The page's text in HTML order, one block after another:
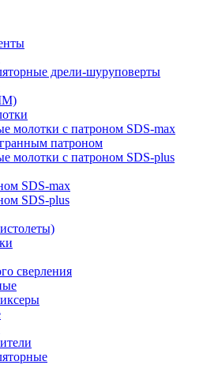
дрели-шуруповерты
молотки с патроном SDS-max
патроном
молотки с патроном SDS-plus
SDS-max
SDS-plus
сверления